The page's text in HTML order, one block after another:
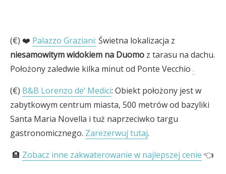
(€) ❤️ Palazzo Graziani: Świetna lokalizacja z
niesamowitym widokiem na Duomo z tarasu na dachu.
Położony zaledwie kilka minut od Ponte Vecchio .
(€) B&B Lorenzo de’ Medici: Obiekt położony jest w
zabytkowym centrum miasta, 500 metrów od bazyliki
Santa Maria Novella i tuż naprzeciwko targu
gastronomicznego. Zarezerwuj tutaj.
🏨 Zobacz inne zakwaterowanie w najlepszej cenie 👈